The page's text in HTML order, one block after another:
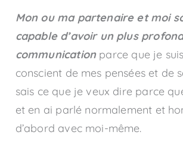
Mon ou ma partenaire et moi
capable d’avoir un plus
communication parce que je
conscient de mes pensées et de
sais ce que je veux dire parce
et en ai parlé normalement et
d’abord avec moi-même.